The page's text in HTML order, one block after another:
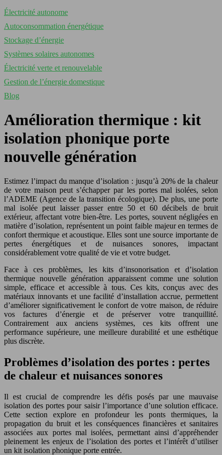
Électricité autonome
Autoconsommation énergétique
Stockage d’énergie
Systèmes solaires autonomes
Électricité verte et renouvelable
Gestion de l’énergie domestique
Blog
Amélioration thermique : kit
isolation phonique porte
nouvelle génération
Estimez l’impact du manque d’isolation : jusqu’à 20% de la chaleur
de votre maison peut s’échapper par les portes mal isolées, selon
l’ADEME (Agence de la transition écologique). De plus, une porte
mal isolée peut laisser passer entre 50 et 60 décibels de bruit
extérieur, affectant votre bien-être. Les portes, souvent négligées en
matière d’isolation, représentent un point faible majeur en termes de
confort thermique et acoustique. Elles sont une source importante de
pertes énergétiques et de nuisances sonores, impactant
considérablement votre qualité de vie et votre budget.
Face à ces problèmes, les kits d’insonorisation et d’isolation
thermique nouvelle génération apparaissent comme une solution
simple, efficace et accessible à tous. Ces kits, conçus avec des
matériaux innovants et une facilité d’installation accrue, permettent
d’améliorer significativement le confort de votre maison, de réduire
vos factures d’énergie et de préserver votre tranquillité.
Contrairement aux anciens systèmes, ces kits offrent une
performance supérieure, une meilleure durabilité et une esthétique
plus discrète.
Problèmes d’isolation des portes : pertes
de chaleur et nuisances sonores
Il est crucial de comprendre les défis posés par une mauvaise
isolation des portes pour saisir l’importance d’une solution efficace.
Cette section explore en profondeur les ponts thermiques, la
propagation du bruit et les conséquences financières et sanitaires
associées aux portes mal isolées, permettant ainsi d’appréhender
pleinement les enjeux de l’isolation des portes et l’intérêt d’utiliser
un kit isolation phonique porte entrée.